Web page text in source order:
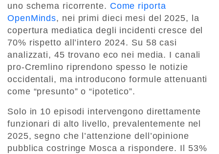
uno schema ricorrente. Come riporta
OpenMinds, nei primi dieci mesi del 2025, la
copertura mediatica degli incidenti cresce del
70% rispetto all’intero 2024. Su 58 casi
analizzati, 45 trovano eco nei media. I canali
pro-Cremlino riprendono spesso le notizie
occidentali, ma introducono formule attenuanti
come “presunto” o “ipotetico”.
Solo in 10 episodi intervengono direttamente
funzionari di alto livello, prevalentemente nel
2025, segno che l’attenzione dell’opinione
pubblica costringe Mosca a rispondere. Il 53%